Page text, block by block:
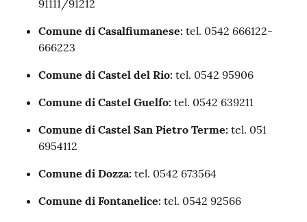
91111/91212
Comune di Casalfiumanese: tel. 0542 666122-
666223
Comune di Castel del Rio: tel. 0542 95906
Comune di Castel Guelfo: tel. 0542 639211
Comune di Castel San Pietro Terme: tel. 051
6954112
Comune di Dozza: tel. 0542 673564
Comune di Fontanelice: tel. 0542 92566